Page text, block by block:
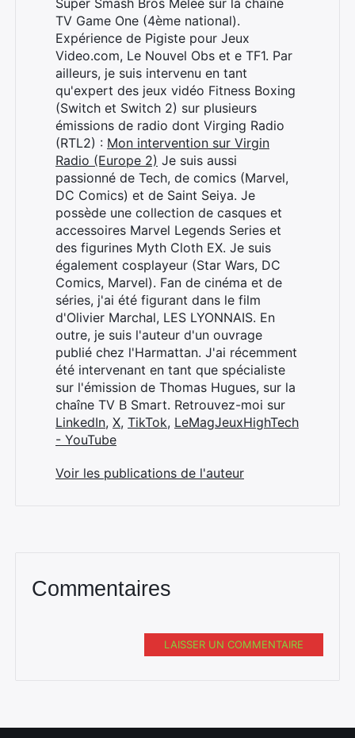
Super Smash Bros Melee sur la chaîne
TV Game One (4ème national).
Expérience de Pigiste pour Jeux
Video.com, Le Nouvel Obs et e TF1. Par
ailleurs, je suis intervenu en tant
qu'expert des jeux vidéo Fitness Boxing
(Switch et Switch 2) sur plusieurs
émissions de radio dont Virging Radio
(RTL2) : Mon intervention sur Virgin
Radio (Europe 2) Je suis aussi
passionné de Tech, de comics (Marvel,
DC Comics) et de Saint Seiya. Je
possède une collection de casques et
accessoires Marvel Legends Series et
des figurines Myth Cloth EX. Je suis
également cosplayeur (Star Wars, DC
Comics, Marvel). Fan de cinéma et de
séries, j'ai été figurant dans le film
d'Olivier Marchal, LES LYONNAIS. En
outre, je suis l'auteur d'un ouvrage
publié chez l'Harmattan. J'ai récemment
été intervenant en tant que spécialiste
sur l'émission de Thomas Hugues, sur la
chaîne TV B Smart. Retrouvez-moi sur
LinkedIn, X, TikTok, LeMagJeuxHighTech
- YouTube
Voir les publications de l'auteur
Commentaires
LAISSER UN COMMENTAIRE
Rechercher
: